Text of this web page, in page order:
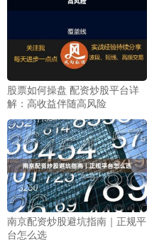
股票如何操盘 配资炒股平台详
解：高收益伴随高风险
南京配资炒股避坑指南｜正规平
台怎么选